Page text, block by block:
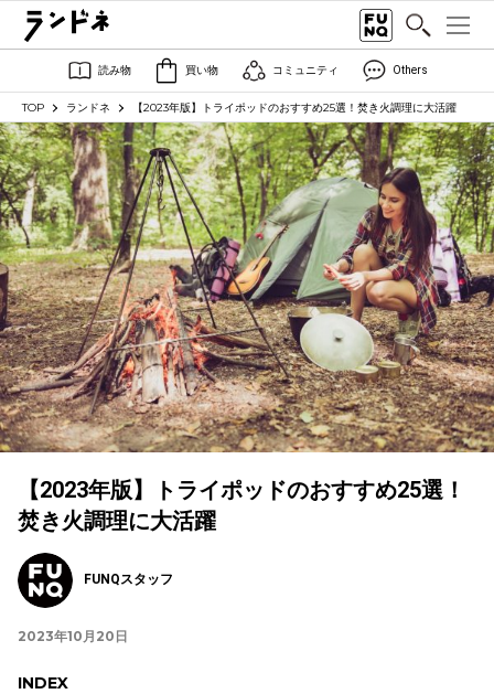
読み物 買い物 コミュニティ Others
TOP ランドネ 【2023年版】トライポッドのおすすめ25選！焚き火調理に大活躍
【2023年版】トライポッドのおすすめ25選！
焚き火調理に大活躍
FUNQスタッフ
2023年10月20日
INDEX